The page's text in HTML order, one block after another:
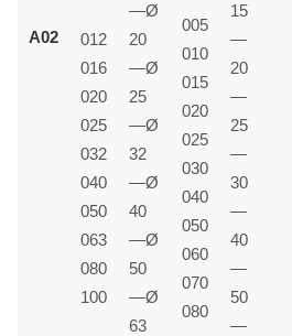
A02
012
016
020
025
032
040
050
063
080
100
—Ø
20
—Ø
25
—Ø
32
—Ø
40
—Ø
50
—Ø
63
005
010
015
020
025
030
040
050
060
070
080
15
—
20
—
25
—
30
—
40
—
50
—